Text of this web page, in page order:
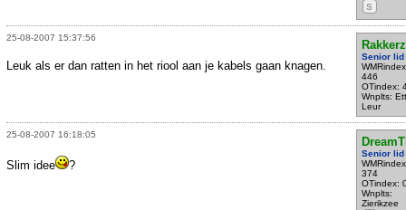
S
25-08-2007 15:37:56
Senior lid
446
OTindex:
Wnplts:
Leur
Leuk als er dan ratten in het riool aan je kabels gaan knagen.
25-08-2007 16:18:05
Senior lid
374
OTindex:
Wnplts:
Zierikzee
Slim idee ?